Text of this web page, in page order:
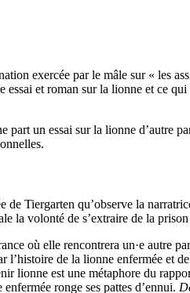
exercée par le mâle sur « les
et roman sur la lionne et ce
un essai sur la lionne d’autre
Tiergarten qu’observe la
la volonté de s’extraire de la
où elle rencontrera un·e autre
l’histoire de la lionne enfermée et
lionne est une métaphore du
ronge ses pattes d’ennui.